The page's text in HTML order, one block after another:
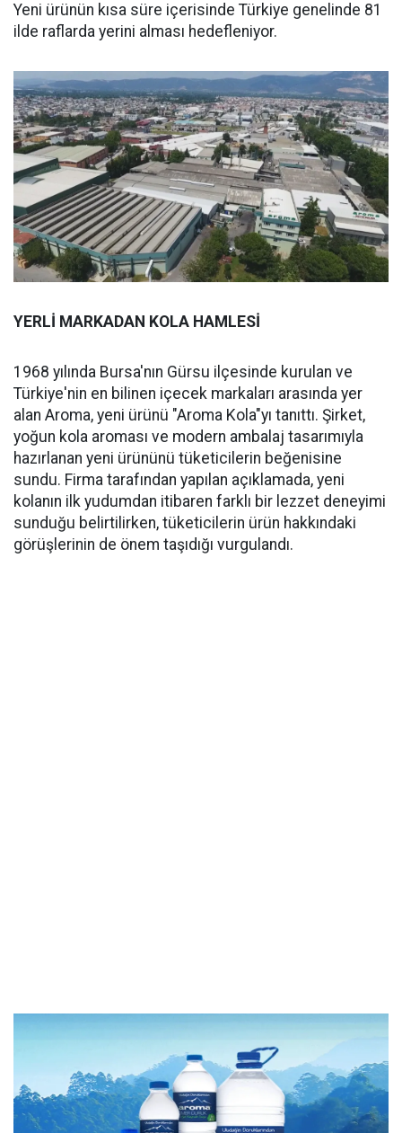
Yeni ürünün kısa süre içerisinde Türkiye genelinde 81
ilde raflarda yerini alması hedefleniyor.
YERLİ MARKADAN KOLA HAMLESİ
1968 yılında Bursa'nın Gürsu ilçesinde kurulan ve
Türkiye'nin en bilinen içecek markaları arasında yer
alan Aroma, yeni ürünü "Aroma Kola"yı tanıttı. Şirket,
yoğun kola aroması ve modern ambalaj tasarımıyla
hazırlanan yeni ürününü tüketicilerin beğenisine
sundu. Firma tarafından yapılan açıklamada, yeni
kolanın ilk yudumdan itibaren farklı bir lezzet deneyimi
sunduğu belirtilirken, tüketicilerin ürün hakkındaki
görüşlerinin de önem taşıdığı vurgulandı.